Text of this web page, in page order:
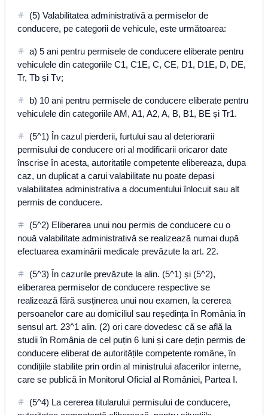
(5) Valabilitatea administrativă a permiselor de
conducere, pe categorii de vehicule, este următoarea:
a) 5 ani pentru permisele de conducere eliberate pentru
vehiculele din categoriile C1, C1E, C, CE, D1, D1E, D, DE,
Tr, Tb și Tv;
b) 10 ani pentru permisele de conducere eliberate pentru
vehiculele din categoriile AM, A1, A2, A, B, B1, BE și Tr1.
(5^1) În cazul pierderii, furtului sau al deteriorarii
permisului de conducere ori al modificarii oricaror date
înscrise în acesta, autoritatile competente elibereaza, dupa
caz, un duplicat a carui valabilitate nu poate depasi
valabilitatea administrativa a documentului înlocuit sau alt
permis de conducere.
(5^2) Eliberarea unui nou permis de conducere cu o
nouă valabilitate administrativă se realizează numai după
efectuarea examinării medicale prevăzute la art. 22.
(5^3) În cazurile prevăzute la alin. (5^1) și (5^2),
eliberarea permiselor de conducere respective se
realizează fără susținerea unui nou examen, la cererea
persoanelor care au domiciliul sau reședința în România în
sensul art. 23^1 alin. (2) ori care dovedesc că se află la
studii în România de cel puțin 6 luni și care dețin permis de
conducere eliberat de autoritățile competente române, în
condițiile stabilite prin ordin al ministrului afacerilor interne,
care se publică în Monitorul Oficial al României, Partea I.
(5^4) La cererea titularului permisului de conducere,